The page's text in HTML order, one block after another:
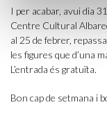
I per acabar, avui dia
Centre Cultural
al 25 de febrer,
les figures que d’una
L’entrada és gratuïta.
Bon cap de setmana i